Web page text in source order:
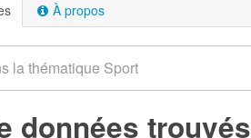
À propos
données trouvés